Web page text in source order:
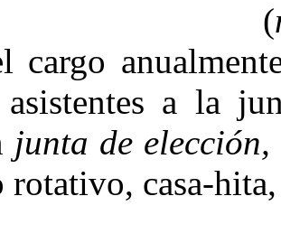
(
cargo
asistentes a la
junta de elección,
casa-